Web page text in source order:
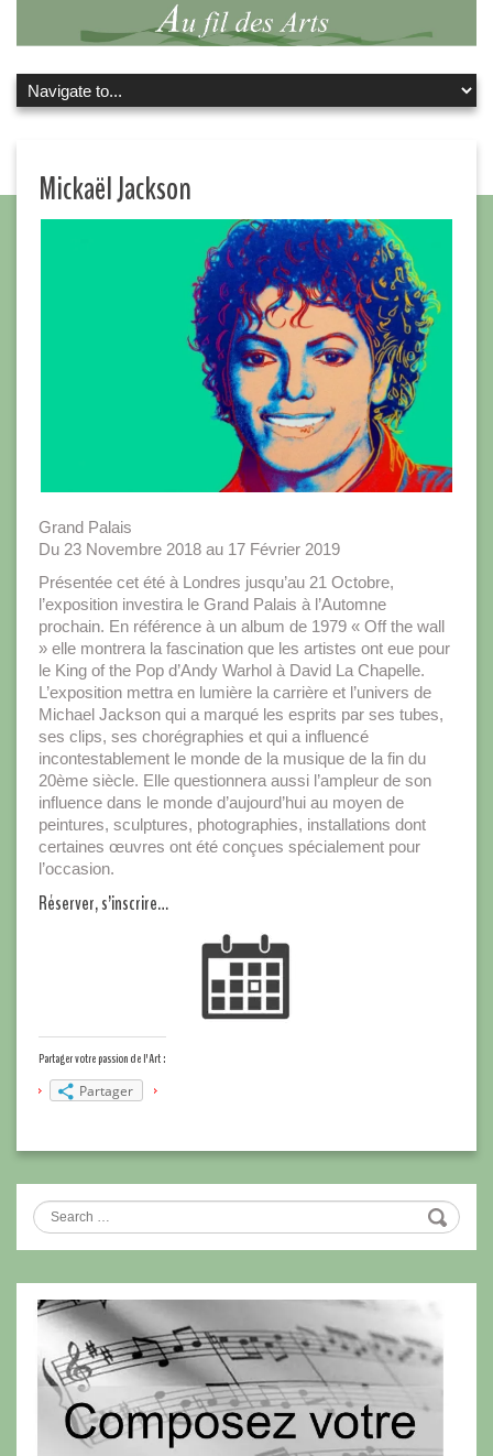
Mickaël Jackson
Grand Palais
Du 23 Novembre 2018 au 17 Février 2019
Présentée cet été à Londres jusqu’au 21 Octobre,
l’exposition investira le Grand Palais à l’Automne
prochain. En référence à un album de 1979 « Off the wall
» elle montrera la fascination que les artistes ont eue pour
le King of the Pop d’Andy Warhol à David La Chapelle.
L’exposition mettra en lumière la carrière et l’univers de
Michael Jackson qui a marqué les esprits par ses tubes,
ses clips, ses chorégraphies et qui a influencé
incontestablement le monde de la musique de la fin du
20ème siècle. Elle questionnera aussi l’ampleur de son
influence dans le monde d’aujourd’hui au moyen de
peintures, sculptures, photographies, installations dont
certaines œuvres ont été conçues spécialement pour
l’occasion.
Réserver, s’inscrire…
Partager votre passion de l'Art :
Partager
Search